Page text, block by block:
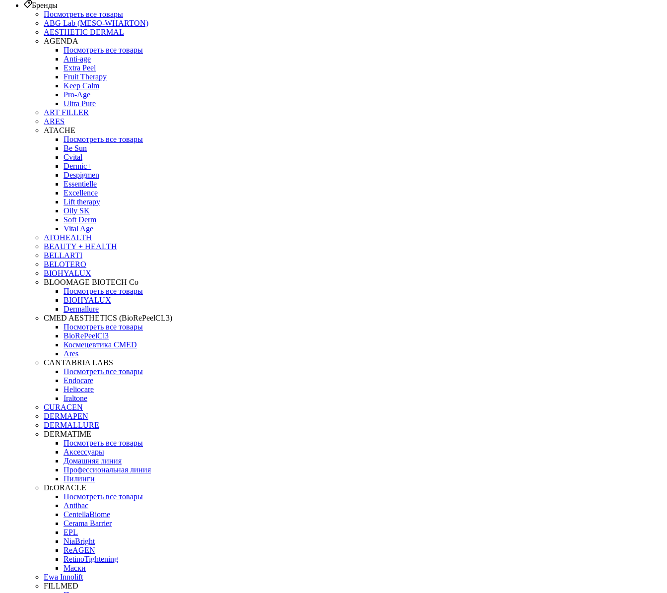
Бренды
Посмотреть все товары
ABG Lab (MESO-WHARTON)
AESTHETIC DERMAL
AGENDA
Посмотреть все товары
Anti-age
Extra Peel
Fruit Therapy
Keep Calm
Pro‑Age
Ultra Pure
ART FILLER
ARES
ATACHE
Посмотреть все товары
Be Sun
Cvital
Dermic+
Despigmen
Essentielle
Excellence
Lift therapy
Oily SK
Soft Derm
Vital Age
ATOHEALTH
BEAUTY + HEALTH
BELLARTI
BELOTERO
BIOHYALUX
BLOOMAGE BIOTECH Co
Посмотреть все товары
BIOHYALUX
Dermallure
CMED AESTHETICS (BioRePeelCL3)
Посмотреть все товары
BioRePeelCl3
Космецевтика CMED
Ares
CANTABRIA LABS
Посмотреть все товары
Endocare
Heliocare
Iraltone
CURACEN
DERMAPEN
DERMALLURE
DERMATIME
Посмотреть все товары
Аксессуары
Домашняя линия
Профессиональная линия
Пилинги
Dr.ORACLE
Посмотреть все товары
Antibac
CentellaBiome
Cerama Barrier
EPL
NiaBright
ReAGEN
RetinoTightening
Маски
Ewa Innolift
FILLMED